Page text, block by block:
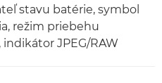
stavu batérie, symbol
režim priebehu
JPEG/RAW